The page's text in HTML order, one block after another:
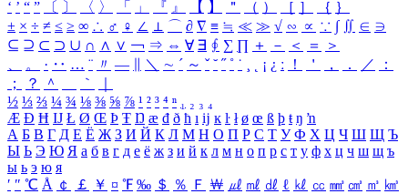
‘ ’ “ ” 〔 〕 〈 〉 「 」 『 』 【 】 ＂ （ ） ［ ］ ｛ ｝
± × ÷ ≠ ≤ ≥ ∞ ∴ ♂ ♀ ∠ ⊥ ⌒ ∂ ∇ ≡ ≒ ≪ ≫ √ ∽ ∝ ∵ ∫ ∬ ∈ ∋
⊆ ⊇ ⊂ ⊃ ∪ ∩ ∧ ∨ ￢ ⇒ ⇔ ∀ ∃ ∮ ∑ ∏ ＋ － ＜ ＝
＞
、
。 · ‥ … ¨ 〃 ― ＼ ∼ ´ ～ ˇ ˘ ˝ ˚ ˙ ¸ ¡ ¿ ː ！ ＇ ， ． ／
：
；
？ ＾ ｀
½ ⅓ ⅔ ¼ ¾ ⅛ ⅜ ⅝ ⅞ ¹ ² ³ ⁴ ⁿ ₁ ₂ ₃ ₄
Æ Ð Ħ Ĳ Ł Ø Œ Þ Ŧ Ŋ æ đ ð ħ ı ĳ ĸ ŀ ł ø œ ß þ ŧ ŋ ŉ
А Б В Г Д Е Ё Ж З И Й К Л М Н О П Р С Т У Ф Х Ц Ч Ш Щ Ъ
Ы Ь Э Ю Я а б в г д е ё ж з и й к л м н о п р с т у ф х ц ч ш щ ъ
ы ь э ю я
′ ″ ℃ Å ￠ ￡ ￥ ¤ ℉ ‰ ＄ ％ Ｆ ￦ ㎕ ㎖ ㎗ ℓ ㎘ ㏄ ㎣ ㎤ ㎥ ㎦